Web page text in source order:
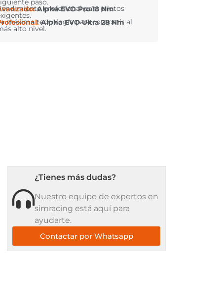
Alpha EVO Pro 18 Nm
profesional para pilotos
Alpha EVO Ultra 28 Nm
máxima tecnología para competir al
alto nivel.
¿Tienes más dudas?
Nuestro equipo de expertos en
simracing está aquí para
ayudarte.
Contactar por Whatsapp